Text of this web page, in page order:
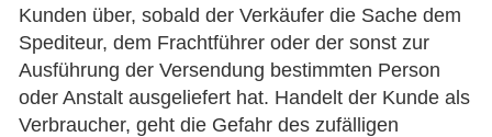
Kunden über, sobald der Verkäufer die Sache dem
Spediteur, dem Frachtführer oder der sonst zur
Ausführung der Versendung bestimmten Person
oder Anstalt ausgeliefert hat. Handelt der Kunde als
Verbraucher, geht die Gefahr des zufälligen